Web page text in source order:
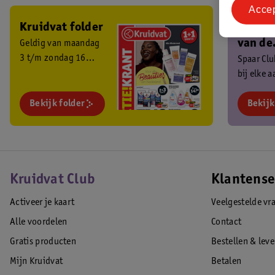
Kruidvat folder
Geldig van maandag
3 t/m zondag 16
Bekijk folder
Ben
van de
Club?
Spaar
bij elke
Kruidvat Club
Activeer je kaart
Alle voordelen
Gratis producten
Mijn Kruidvat
Veelgestelde
Contact
Bestellen &
Betalen